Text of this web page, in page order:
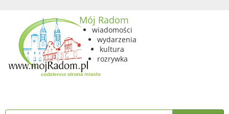
Mój Radom
wiadomości
wydarzenia
kultura
rozrywka